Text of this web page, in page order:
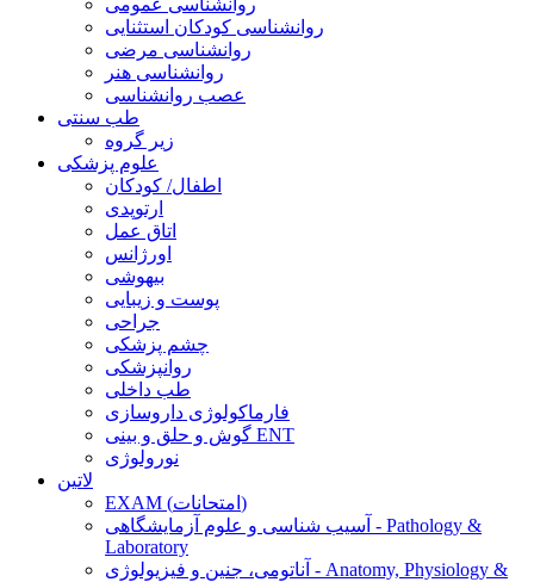
روانشناسی کودکان استثنایی
روانشناسی مرضی
روانشناسی هنر
عصب روانشناسی
طب سنتی
زیر گروه
علوم پزشکی
اطفال/ کودکان
ارتوپدی
اتاق عمل
اورژانس
بیهوشی
پوست و زیبایی
جراحی
چشم پزشکی
روانپزشکی
طب داخلی
فارماکولوژی داروسازی
گوش و حلق و بینی ENT
نورولوژی
لاتین
EXAM (امتحانات)
آسیب شناسی و علوم آزمایشگاهی - Pathology &
Laboratory
آناتومی، جنین و فیزیولوژی - Anatomy, Physiology &